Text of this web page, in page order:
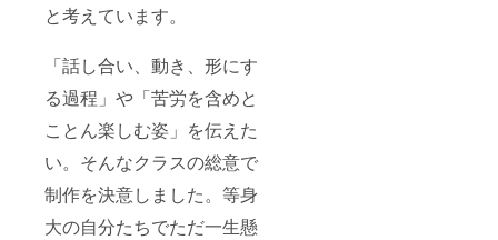
と考えています。
「話し合い、動き、形にす
る過程」や「苦労を含めと
ことん楽しむ姿」を伝えた
い。そんなクラスの総意で
制作を決意しました。等身
大の自分たちでただ一生懸